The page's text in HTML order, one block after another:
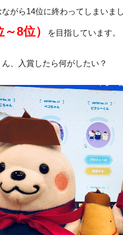
ながら14位に終わってしまい
8位）
を目指しています。
、入賞したら何がしたい？